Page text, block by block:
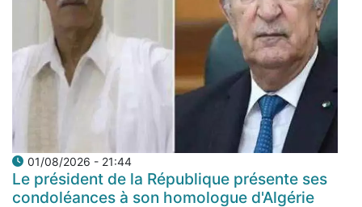
01/08/2026 - 21:44
Le président de la République présente ses
condoléances à son homologue d'Algérie